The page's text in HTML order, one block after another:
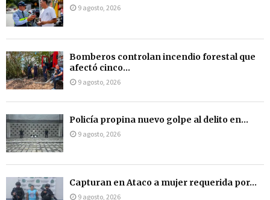
9 agosto, 2026
Bomberos controlan incendio forestal que
afectó cinco...
9 agosto, 2026
Policía propina nuevo golpe al delito en...
9 agosto, 2026
Capturan en Ataco a mujer requerida por...
9 agosto, 2026